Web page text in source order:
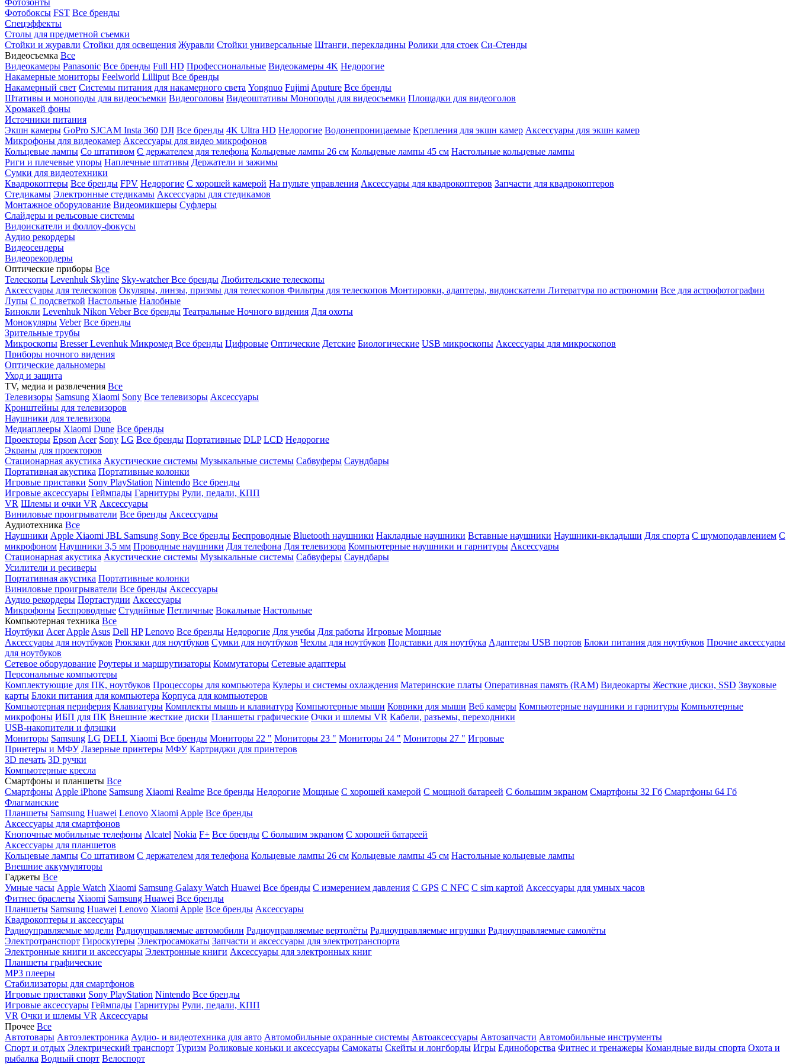
Фотозонты
Фотобоксы FST Все бренды
Спецэффекты
Столы для предметной съемки
Стойки и журавли Стойки для освещения Журавли Стойки универсальные Штанги, перекладины Ролики для стоек Си-Стенды
Видеосъемка Все
Видеокамеры Panasonic Все бренды Full HD Профессиональные Видеокамеры 4K Недорогие
Накамерные мониторы Feelworld Lilliput Все бренды
Накамерный свет Системы питания для накамерного света Yongnuo Fujimi Aputure Все бренды
Штативы и моноподы для видеосъемки Видеоголовы Видеоштативы Моноподы для видеосъемки Площадки для видеоголов
Хромакей фоны
Источники питания
Экшн камеры GoPro SJCAM Insta 360 DJI Все бренды 4K Ultra HD Недорогие Водонепроницаемые Крепления для экшн камер Аксессуары для экшн камер
Микрофоны для видеокамер Аксессуары для видео микрофонов
Кольцевые лампы Со штативом C держателем для телефона Кольцевые лампы 26 см Кольцевые лампы 45 см Настольные кольцевые лампы
Риги и плечевые упоры Наплечные штативы Держатели и зажимы
Сумки для видеотехники
Квадрокоптеры Все бренды FPV Недорогие С хорошей камерой На пульте управления Аксессуары для квадрокоптеров Запчасти для квадрокоптеров
Стедикамы Электронные стедикамы Аксессуары для стедикамов
Монтажное оборудование Видеомикшеры Суфлеры
Слайдеры и рельсовые системы
Видоискатели и фоллоу-фокусы
Аудио рекордеры
Видеосендеры
Видеорекордеры
Оптические приборы Все
Телескопы Levenhuk Skyline Sky-watcherВсе бренды Любительские телескопы
Аксессуары для телескопов Окуляры, линзы, призмы для телескопов Фильтры для телескопов Монтировки, адаптеры, видоискатели Литература по астрономии Все для астрофотографии
Лупы С подсветкой Настольные Налобные
Бинокли Levenhuk Nikon VeberВсе бренды Театральные Ночного видения Для охоты
Монокуляры Veber Все бренды
Зрительные трубы
Микроскопы BresserLevenhuk Микромед Все бренды Цифровые Оптические Детские Биологические USB микроскопы Аксессуары для микроскопов
Приборы ночного видения
Оптические дальномеры
Уход и защита
TV, медиа и развлечения Все
Телевизоры Samsung Xiaomi Sony Все телевизоры Аксессуары
Кронштейны для телевизоров
Наушники для телевизора
Медиаплееры Xiaomi Dune Все бренды
Проекторы Epson Acer Sony LG Все бренды Портативные DLP LCD Недорогие
Экраны для проекторов
Стационарная акустика Акустические системы Музыкальные системы Сабвуферы Саундбары
Портативная акустика Портативные колонки
Игровые приставки Sony PlayStation Nintendo Все бренды
Игровые аксессуары Геймпады Гарнитуры Рули, педали, КПП
VR Шлемы и очки VR Аксессуары
Виниловые проигрыватели Все бренды Аксессуары
Аудиотехника Все
Наушники Apple Xiaomi JBL Samsung Sony Все бренды Беспроводные Bluetooth наушники Накладные наушники Вставные наушники Наушники-вкладыши Для спорта С шумоподавлением С
микрофоном Наушники 3,5 мм Проводные наушники Для телефона Для телевизора Компьютерные наушники и гарнитуры Аксессуары
Стационарная акустика Акустические системы Музыкальные системы Сабвуферы Саундбары
Усилители и ресиверы
Портативная акустика Портативные колонки
Виниловые проигрыватели Все бренды Аксессуары
Аудио рекордеры Портастудии Аксессуары
Микрофоны Беспроводные Студийные Петличные Вокальные Настольные
Компьютерная техника Все
Ноутбуки Acer Apple Asus Dell HP Lenovo Все бренды Недорогие Для учебы Для работы Игровые Мощные
Аксессуары для ноутбуков Рюкзаки для ноутбуков Сумки для ноутбуков Чехлы для ноутбуков Подставки для ноутбука Адаптеры USB портов Блоки питания для ноутбуков Прочие аксессуары
для ноутбуков
Сетевое оборудование Роутеры и маршрутизаторы Коммутаторы Сетевые адаптеры
Персональные компьютеры
Комплектующие для ПК, ноутбуков Процессоры для компьютера Кулеры и системы охлаждения Материнские платы Оперативная память (RAM) Видеокарты Жесткие диски, SSD Звуковые
карты Блоки питания для компьютера Корпуса для компьютеров
Компьютерная периферия Клавиатуры Комплекты мышь и клавиатура Компьютерные мыши Коврики для мыши Веб камеры Компьютерные наушники и гарнитуры Компьютерные
микрофоны ИБП для ПК Внешние жесткие диски Планшеты графические Очки и шлемы VR Кабели, разъемы, переходники
USB-накопители и флэшки
Мониторы Samsung LG DELL Xiaomi Все бренды Мониторы 22 " Мониторы 23 " Мониторы 24 " Мониторы 27 " Игровые
Принтеры и МФУ Лазерные принтеры МФУ Картриджи для принтеров
3D печать 3D ручки
Компьютерные кресла
Смартфоны и планшеты Все
Смартфоны Apple iPhone Samsung Xiaomi Realme Все бренды Недорогие Мощные С хорошей камерой С мощной батареей С большим экраном Смартфоны 32 Гб Смартфоны 64 Гб
Флагманские
Планшеты Samsung Huawei Lenovo Xiaomi Apple Все бренды
Аксессуары для смартфонов
Кнопочные мобильные телефоны Alcatel Nokia F+ Все бренды С большим экраном С хорошей батареей
Аксессуары для планшетов
Кольцевые лампы Со штативом C держателем для телефона Кольцевые лампы 26 см Кольцевые лампы 45 см Настольные кольцевые лампы
Внешние аккумуляторы
Гаджеты Все
Умные часы Apple Watch Xiaomi Samsung Galaxy Watch Huawei Все бренды C измерением давления C GPS C NFC C sim картой Аксессуары для умных часов
Фитнес браслеты Xiaomi Samsung Huawei Все бренды
Планшеты Samsung Huawei Lenovo Xiaomi Apple Все бренды Аксессуары
Квадрокоптеры и аксессуары
Радиоуправляемые модели Радиоуправляемые автомобили Радиоуправляемые вертолёты Радиоуправляемые игрушки Радиоуправляемые самолёты
Электротранспорт Гироскутеры Электросамокаты Запчасти и аксессуары для электротранспорта
Электронные книги и аксессуары Электронные книги Аксессуары для электронных книг
Планшеты графические
MP3 плееры
Стабилизаторы для смартфонов
Игровые приставки Sony PlayStation Nintendo Все бренды
Игровые аксессуары Геймпады Гарнитуры Рули, педали, КПП
VR Очки и шлемы VR Аксессуары
Прочее Все
Автотовары Автоэлектроника Аудио- и видеотехника для авто Автомобильные охранные системы Автоаксессуары Автозапчасти Автомобильные инструменты
Спорт и отдых Электрический транспорт Туризм Роликовые коньки и аксессуары Самокаты Скейты и лонгборды Игры Единоборства Фитнес и тренажеры Командные виды спорта Охота и
рыбалка Водный спорт Велоспорт